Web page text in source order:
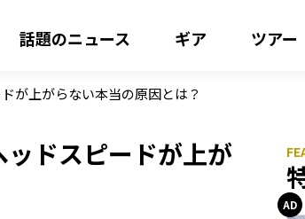
話題のニュース ギア ツアー
が上がらない本当の原因とは？
ッドスピードが上が